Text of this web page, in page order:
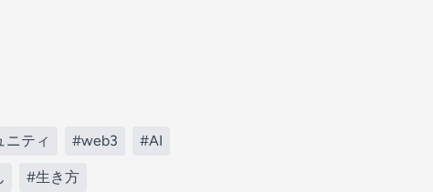
ニティ #web3 #AI
#生き方